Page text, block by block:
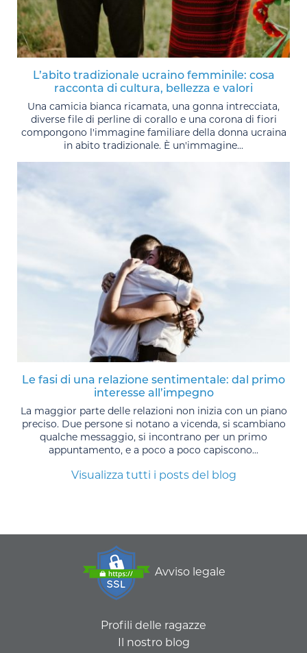
L’abito tradizionale ucraino femminile: cosa
racconta di cultura, bellezza e valori
Una camicia bianca ricamata, una gonna intrecciata,
diverse file di perline di corallo e una corona di fiori
compongono l'immagine familiare della donna ucraina
in abito tradizionale. È un'immagine...
Le fasi di una relazione sentimentale: dal primo
interesse all’impegno
La maggior parte delle relazioni non inizia con un piano
preciso. Due persone si notano a vicenda, si scambiano
qualche messaggio, si incontrano per un primo
appuntamento, e a poco a poco capiscono...
Visualizza tutti i posts del blog
Avviso legale
Profili delle ragazze
Il nostro blog